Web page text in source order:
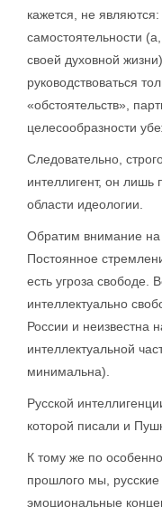
кажется, не
самостоятельности
своей духовной
руководствоваться
«обстоятельств»,
целесообразности
Следовательно,
интеллигент, он лишь
области идеологии.
Обратим внимание на
Постоянное
есть угроза свободе.
интеллектуально
России и неизвестна
интеллектуальной
минимальна).
Русской
которой писали и
К тому же по
прошлого мы,
эмоциональные